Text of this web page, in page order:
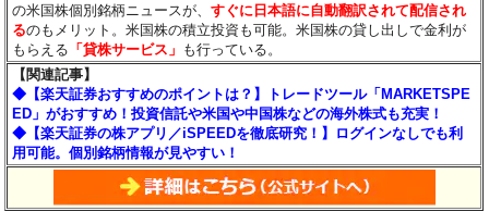
の米国株個別銘柄ニュースが、すぐに日本語に自動翻訳されて配信され
るのもメリット。米国株の積立投資も可能。米国株の貸し出しで金利が
もらえる 「貸株サービス」 も行っている。
【関連記事】
◆ 【楽天証券おすすめのポイントは？】トレードツール「MARKETSPE
ED」がおすすめ！投資信託や米国や中国株などの海外株式も充実！
◆【楽天証券の株アプリ／iSPEEDを徹底研究！】ログインなしでも利
用可能。個別銘柄情報が見やすい！